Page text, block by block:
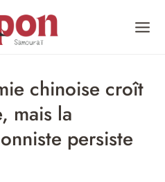
chinoise croît
mais la
persiste